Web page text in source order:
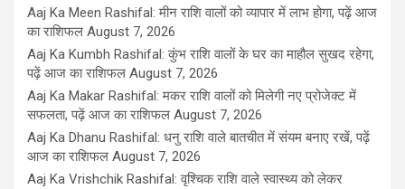
Aaj Ka Meen Rashifal: मीन राशि वालों को व्यापार में लाभ होगा, पढ़ें आज
का राशिफल August 7, 2026
Aaj Ka Kumbh Rashifal: कुंभ राशि वालों के घर का माहौल सुखद रहेगा,
पढ़ें आज का राशिफल August 7, 2026
Aaj Ka Makar Rashifal: मकर राशि वालों को मिलेगी नए प्रोजेक्ट में
सफलता, पढ़ें आज का राशिफल August 7, 2026
Aaj Ka Dhanu Rashifal: धनु राशि वाले बातचीत में संयम बनाए रखें, पढ़ें
आज का राशिफल August 7, 2026
Aaj Ka Vrishchik Rashifal: वृश्चिक राशि वाले स्वास्थ्य को लेकर